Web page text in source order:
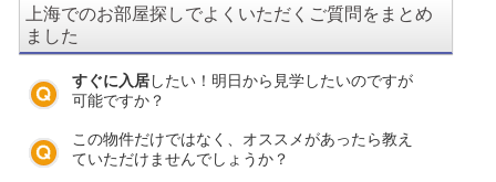
上海でのお部屋探しでよくいただくご質問をまとめ
ました
すぐに入居したい！明日から見学したいのですが
可能ですか？
この物件だけではなく、オススメがあったら教え
ていただけませんでしょうか？